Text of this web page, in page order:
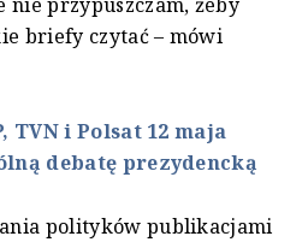
briefy czytać – mówi
TVN i Polsat 12 maja
debatę prezydencką
polityków publikacjami